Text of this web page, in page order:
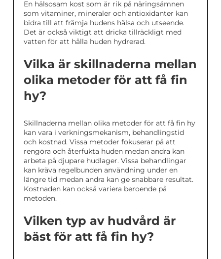
En hälsosam kost som är rik på näringsämnen
som vitaminer, mineraler och antioxidanter kan
bidra till att främja hudens hälsa och utseende.
Det är också viktigt att dricka tillräckligt med
vatten för att hålla huden hydrerad.
Vilka är skillnaderna mellan
olika metoder för att få fin
hy?
Skillnaderna mellan olika metoder för att få fin hy
kan vara i verkningsmekanism, behandlingstid
och kostnad. Vissa metoder fokuserar på att
rengöra och återfukta huden medan andra kan
arbeta på djupare hudlager. Vissa behandlingar
kan kräva regelbunden användning under en
längre tid medan andra kan ge snabbare resultat.
Kostnaden kan också variera beroende på
metoden.
Vilken typ av hudvård är
bäst för att få fin hy?